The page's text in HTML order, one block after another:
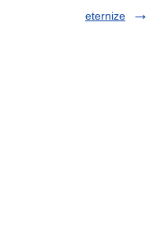
eternize